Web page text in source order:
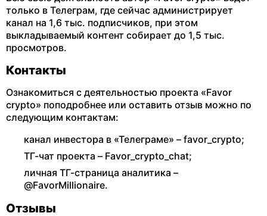
только в Телеграм, где сейчас администрирует
канал на 1,6 тыс. подписчиков, при этом
выкладываемый контент собирает до 1,5 тыс.
просмотров.
Контакты
Ознакомиться с деятельностью проекта «Favor
crypto» поподробнее или оставить отзыв можно по
следующим контактам:
канал инвестора в «Телеграме» – favor_crypto;
ТГ-чат проекта – Favor_crypto_chat;
личная ТГ-страница аналитика –
@FavorMillionaire.
Отзывы